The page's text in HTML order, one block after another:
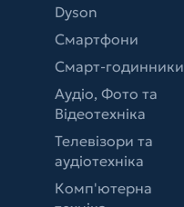
Dyson
Смартфони
Смарт-годинники
Аудіо, Фото та
Відеотехніка
Телевізори та
аудіотехніка
Комп'ютерна